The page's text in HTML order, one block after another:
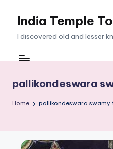
India Temple
I discovered old and lesser
pallikondeswara
Home pallikondeswara swamy